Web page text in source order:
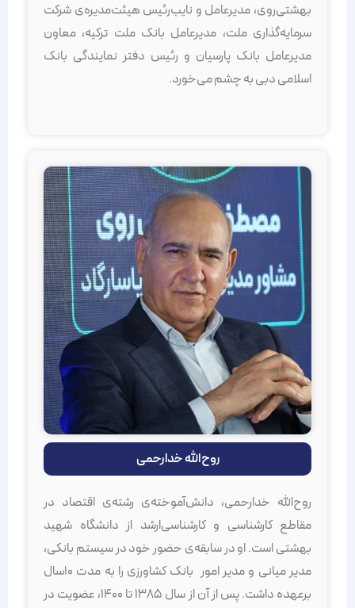
بهشتی‌روی، مدیرعامل و نایب‌رئیس هیئت‌مدیره‌ی شرکت
سرمایه‌گذاری ملت، مدیرعامل بانک ملت ترکیه، معاون
مدیرعامل بانک پارسیان و رئیس دفتر نمایندگی بانک
اسلامی دبی به چشم می‌خورد.
روح‌الله خدارحمی
روح‌الله خدارحمی، دانش‌آموخته‌ی رشته‌ی اقتصاد در
مقاطع کارشناسی و کارشناسی‌ارشد از دانشگاه شهید
بهشتى است. او در سابقه‌ی حضور خود در سیستم بانکی،
مدیر میانى و مدیر امور بانک کشاورزى را به مدت ۱۰‌سال
برعهده داشت. پس از آن از سال ۱۳۸۵ تا ۱۴۰۰، عضویت در